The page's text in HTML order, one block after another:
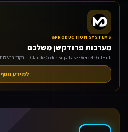
PRODUCTION SYSTEMS
מערכות פרודקשן משלכם
Claude Code · Supabase · Vercel · GitHub — הקוד בבעלותכם
למידע נוסף